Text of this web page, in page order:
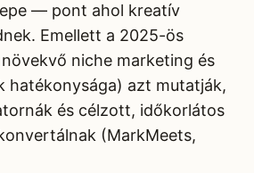
— pont ahol kreatív
Emellett a 2025-ös
niche marketing és
hatékonysága) azt mutatják,
és célzott, időkorlátos
(MarkMeets,